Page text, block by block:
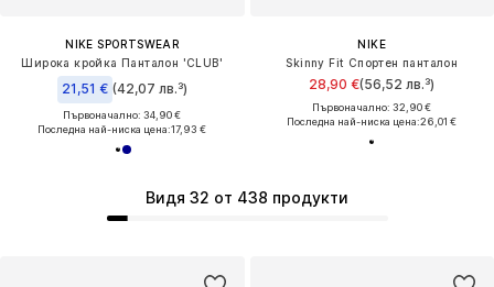
NIKE SPORTSWEAR
Широка кройка Панталон 'CLUB'
21,51 € (42,07 лв.³)
Първоначално: 34,90 €
Последна най-ниска цена:17,93 €
NIKE
Skinny Fit Спортен панталон
28,90 €(56,52 лв.³)
Първоначално: 32,90 €
Последна най-ниска цена:26,01 €
Видя 32 от 438 продукти